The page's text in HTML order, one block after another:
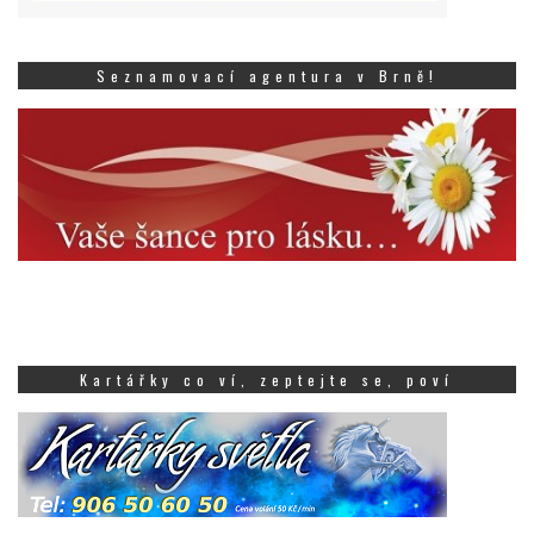
Seznamovací agentura v Brně!
Kartářky co ví, zeptejte se, poví